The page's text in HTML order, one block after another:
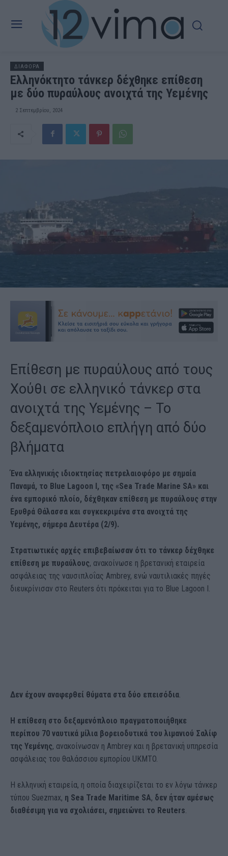
ΔΙΑΦΟΡΑ
Ελληνόκτητο τάνκερ δέχθηκε επίθεση
με δύο πυραύλους ανοιχτά της Υεμένης
2 Σεπτεμβρίου, 2024
Επίθεση με πυραύλους από τους
Χούθι σε ελληνικό τάνκερ στα
ανοιχτά της Υεμένης – Το
δεξαμενόπλοιο επλήγη από δύο
βλήματα
Ένα ελληνικής ιδιοκτησίας πετρελαιοφόρο με σημαία
Παναμά, το Blue Lagoon I, της «Sea Trade Marine SA» και
ένα εμπορικό πλοίο, δέχθηκαν επίθεση με πυραύλους στην
Ερυθρά Θάλασσα και συγκεκριμένα στα ανοιχτά της
Υεμένης, σήμερα Δευτέρα (2/9).
Στρατιωτικές αρχές επιβεβαίωσαν ότι το τάνκερ δέχθηκε
επίθεση με πυραύλους, ανακοίνωσε η βρετανική εταιρεία
ασφάλειας της ναυσιπλοΐας Ambrey, ενώ ναυτιλιακές πηγές
διευκρίνισαν στο Reuters ότι πρόκειται για το Blue Lagoon I.
Δεν έχουν αναφερθεί θύματα στα δύο επεισόδια.
Η επίθεση στο δεξαμενόπλοιο πραγματοποιήθηκε
περίπου 70 ναυτικά μίλια βορειοδυτικά του λιμανιού Σαλίφ
της Υεμένης, ανακοίνωσαν η Ambrey και η βρετανική υπηρεσία
ασφάλειας του θαλάσσιου εμπορίου UKMTO.
Η ελληνική εταιρεία, η οποία διαχειρίζεται το εν λόγω τάνκερ
τύπου Suezmax, η Sea Trade Maritime SA, δεν ήταν αμέσως
διαθέσιμη για να σχολιάσει, σημειώνει το Reuters.